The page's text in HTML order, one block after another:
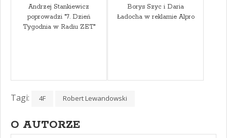
Andrzej Stankiewicz
poprowadzi "7. Dzień
Tygodnia w Radiu ZET"
Borys Szyc i Daria
Ładocha w reklamie Alpro
Tagi: 4F Robert Lewandowski
O AUTORZE